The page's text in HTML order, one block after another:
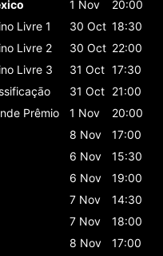
1 Nov
20:00
Livre 1 30 Oct 18:30
Livre 2 30 Oct 22:00
Livre 3 31 Oct 17:30
31 Oct 21:00
Prêmio 1 Nov
20:00
8 Nov
17:00
6 Nov
15:30
6 Nov
19:00
7 Nov
14:30
7 Nov
18:00
8 Nov
17:00